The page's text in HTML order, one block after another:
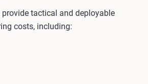
tactical and deployable
costs, including: